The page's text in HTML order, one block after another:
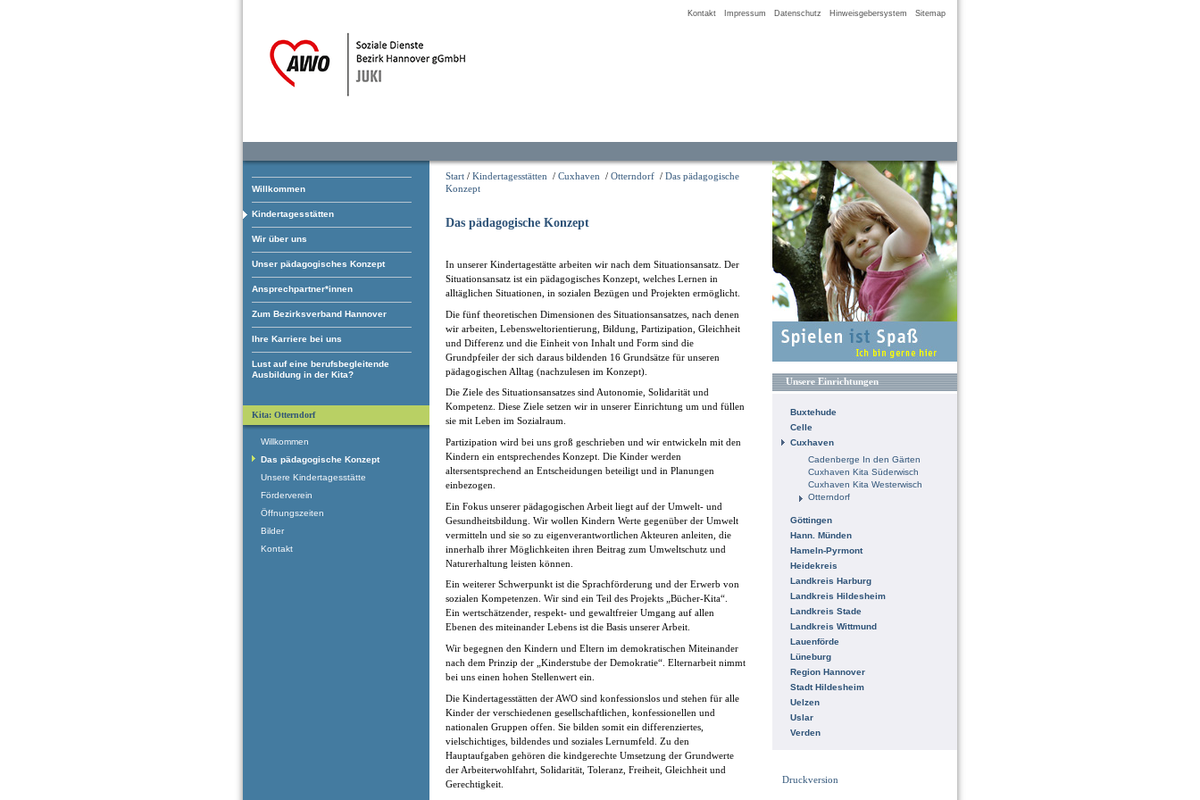
Kontakt Impressum Datenschutz Hinweisgebersystem Sitemap
Willkommen
Kindertagesstätten
Wir über uns
Unser pädagogisches Konzept
Ansprechpartner*innen
Zum Bezirksverband Hannover
Ihre Karriere bei uns
Lust auf eine berufsbegleitende
Ausbildung in der Kita?
Start / Kindertagesstätten / Cuxhaven / Otterndorf / Das pädagogische
Konzept
Das pädagogische Konzept
In unserer Kindertagestätte arbeiten wir nach dem Situationsansatz. Der
Situationsansatz ist ein pädagogisches Konzept, welches Lernen in
alltäglichen Situationen, in sozialen Bezügen und Projekten ermöglicht.
Die fünf theoretischen Dimensionen des Situationsansatzes, nach denen
wir arbeiten, Lebensweltorientierung, Bildung, Partizipation, Gleichheit
und Differenz und die Einheit von Inhalt und Form sind die
Grundpfeiler der sich daraus bildenden 16 Grundsätze für unseren
pädagogischen Alltag (nachzulesen im Konzept).
Die Ziele des Situationsansatzes sind Autonomie, Solidarität und
Kompetenz. Diese Ziele setzen wir in unserer Einrichtung um und füllen
sie mit Leben im Sozialraum.
Partizipation wird bei uns groß geschrieben und wir entwickeln mit den
Kindern ein entsprechendes Konzept. Die Kinder werden
altersentsprechend an Entscheidungen beteiligt und in Planungen
einbezogen.
Ein Fokus unserer pädagogischen Arbeit liegt auf der Umwelt- und
Gesundheitsbildung. Wir wollen Kindern Werte gegenüber der Umwelt
vermitteln und sie so zu eigenverantwortlichen Akteuren anleiten, die
innerhalb ihrer Möglichkeiten ihren Beitrag zum Umweltschutz und
Naturerhaltung leisten können.
Ein weiterer Schwerpunkt ist die Sprachförderung und der Erwerb von
sozialen Kompetenzen. Wir sind ein Teil des Projekts „Bücher-Kita“.
Ein wertschätzender, respekt- und gewaltfreier Umgang auf allen
Ebenen des miteinander Lebens ist die Basis unserer Arbeit.
Wir begegnen den Kindern und Eltern im demokratischen Miteinander
nach dem Prinzip der „Kinderstube der Demokratie“. Elternarbeit nimmt
bei uns einen hohen Stellenwert ein.
Die Kindertagesstätten der AWO sind konfessionslos und stehen für alle
Kinder der verschiedenen gesellschaftlichen, konfessionellen und
nationalen Gruppen offen. Sie bilden somit ein differenziertes,
vielschichtiges, bildendes und soziales Lernumfeld. Zu den
Hauptaufgaben gehören die kindgerechte Umsetzung der Grundwerte
der Arbeiterwohlfahrt, Solidarität, Toleranz, Freiheit, Gleichheit und
Gerechtigkeit.
Unsere Einrichtungen
Buxtehude
Celle
Cuxhaven
Cadenberge In den Gärten
Cuxhaven Kita Süderwisch
Cuxhaven Kita Westerwisch
Otterndorf
Göttingen
Hann. Münden
Hameln-Pyrmont
Heidekreis
Landkreis Harburg
Landkreis Hildesheim
Landkreis Stade
Landkreis Wittmund
Lauenförde
Lüneburg
Region Hannover
Stadt Hildesheim
Uelzen
Uslar
Verden
Druckversion
Kita: Otterndorf
Willkommen
Das pädagogische Konzept
Unsere Kindertagesstätte
Förderverein
Öffnungszeiten
Bilder
Kontakt